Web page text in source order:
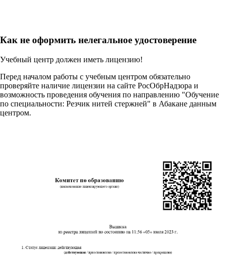
Как не оформить нелегальное удостоверение
Учебный центр должен иметь лицензию!
Перед началом работы с учебным центром обязательно
проверяйте наличие лицензии на сайте РосОбрНадзора и
возможность проведения обучения по направлению "Обучение
по специальности: Резчик нитей стержней" в Абакане данным
центром.